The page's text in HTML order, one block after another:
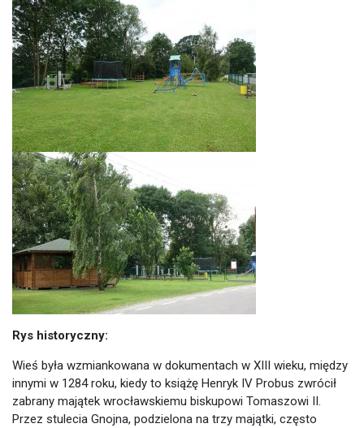
Rys historyczny:
Wieś była wzmiankowana w dokumentach w XIII wieku, między
innymi w 1284 roku, kiedy to książę Henryk IV Probus zwrócił
zabrany majątek wrocławskiemu biskupowi Tomaszowi II.
Przez stulecia Gnojna, podzielona na trzy majątki, często